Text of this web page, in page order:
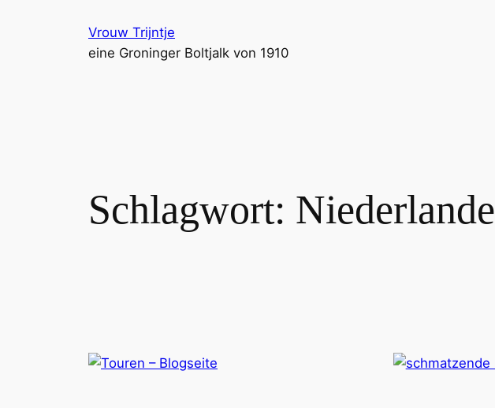
Vrouw Trijntje
eine Groninger Boltjalk von 1910
Schlagwort: Niederlande